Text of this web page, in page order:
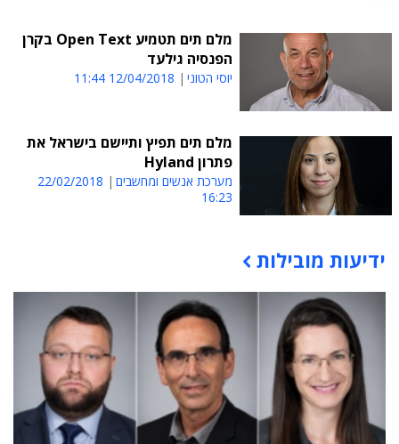
מלם תים תטמיע Open Text בקרן
הפנסיה גילעד
יוסי הטוני 12/04/2018 11:44
מלם תים תפיץ ותיישם בישראל את
פתרון Hyland
מערכת אנשים ומחשבים
22/02/2018
16:23
תוכן פרסומי
ידיעות מובילות